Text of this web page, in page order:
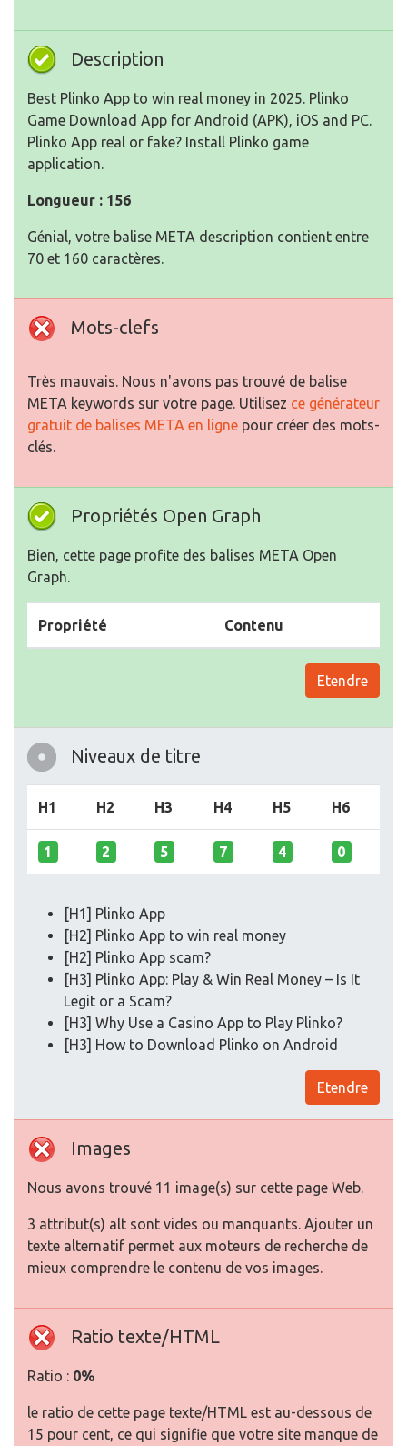
Description
Best Plinko App to win real money in 2025. Plinko
Game Download App for Android (APK), iOS and PC.
Plinko App real or fake? Install Plinko game
application.
Longueur : 156
Génial, votre balise META description contient entre
70 et 160 caractères.
Mots-clefs
Très mauvais. Nous n'avons pas trouvé de balise
META keywords sur votre page. Utilisez ce générateur
gratuit de balises META en ligne pour créer des mots-
clés.
Propriétés Open Graph
Bien, cette page profite des balises META Open
Graph.
Propriété Contenu
Etendre
Niveaux de titre
H1 H2 H3 H4 H5 H6
1 2 5 7 4 0
[H1] Plinko App
[H2] Plinko App to win real money
[H2] Plinko App scam?
[H3] Plinko App: Play & Win Real Money – Is It
Legit or a Scam?
[H3] Why Use a Casino App to Play Plinko?
[H3] How to Download Plinko on Android
Etendre
Images
Nous avons trouvé 11 image(s) sur cette page Web.
3 attribut(s) alt sont vides ou manquants. Ajouter un
texte alternatif permet aux moteurs de recherche de
mieux comprendre le contenu de vos images.
Ratio texte/HTML
Ratio : 0%
le ratio de cette page texte/HTML est au-dessous de
15 pour cent, ce qui signifie que votre site manque de